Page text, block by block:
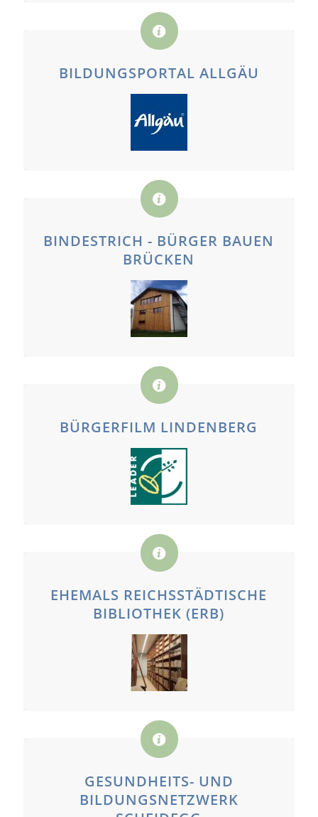
BILDUNGSPORTAL ALLGÄU
BINDESTRICH - BÜRGER BAUEN
BRÜCKEN
BÜRGERFILM LINDENBERG
EHEMALS REICHSSTÄDTISCHE
BIBLIOTHEK (ERB)
GESUNDHEITS- UND
BILDUNGSNETZWERK